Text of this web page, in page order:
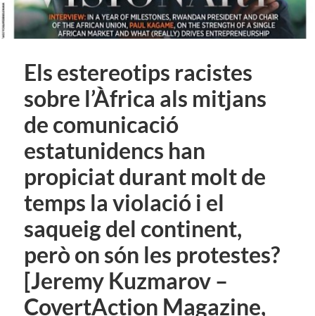
Els estereotips racistes
sobre l’Àfrica als mitjans
de comunicació
estatunidencs han
propiciat durant molt de
temps la violació i el
saqueig del continent,
però on són les protestes?
[Jeremy Kuzmarov –
CovertAction Magazine,